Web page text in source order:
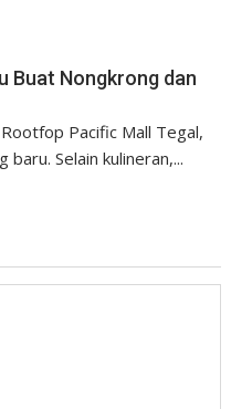
Buat Nongkrong dan
Pacific Mall Tegal,
Selain kulineran,...